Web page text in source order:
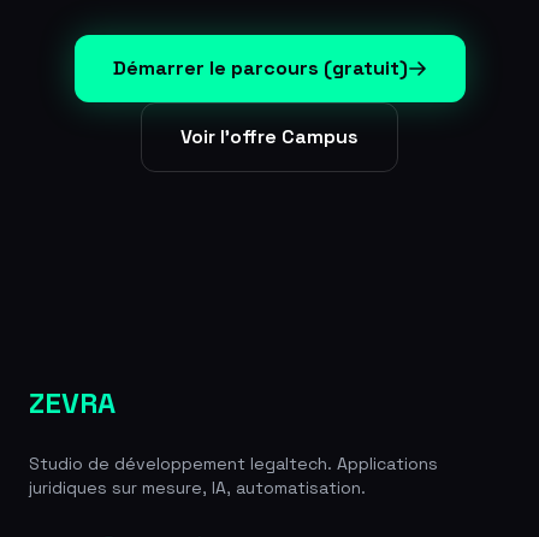
Démarrer le parcours (gratuit)
Voir l'offre Campus
ZEVRA
Studio de développement legaltech. Applications
juridiques sur mesure, IA, automatisation.